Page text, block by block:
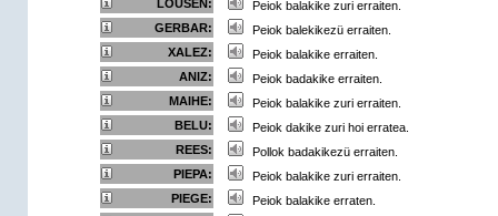
LOUSEN:
Peiok balakike zuri erraiten.
GERBAR:
Peiok balekikezü erraiten.
XALEZ:
Peiok balakike erraiten.
ANIZ:
Peiok badakike erraiten.
MAIHE:
Peiok balakike zuri erraiten.
BELU:
Peiok dakike zuri hoi erratea.
REES:
Pollok badakikezü erraiten.
PIEPA:
Peiok balakike zuri erraiten.
PIEGE:
Peiok balakike erraten.